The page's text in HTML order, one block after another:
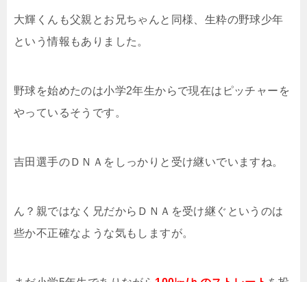
大輝くんも父親とお兄ちゃんと同様、生粋の野球少年
という情報もありました。
野球を始めたのは小学2年生からで現在はピッチャーを
やっているそうです。
吉田選手のＤＮＡをしっかりと受け継いでいますね。
ん？親ではなく兄だからＤＮＡを受け継ぐというのは
些か不正確なような気もしますが。